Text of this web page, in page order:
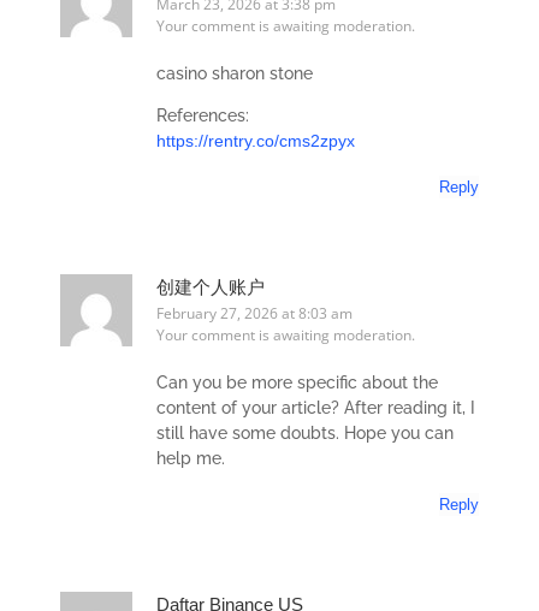
March 23, 2026 at 3:38 pm
Your comment is awaiting moderation.
casino sharon stone
References:
https://rentry.co/cms2zpyx
Reply
创建个人账户
February 27, 2026 at 8:03 am
Your comment is awaiting moderation.
Can you be more specific about the
content of your article? After reading it, I
still have some doubts. Hope you can
help me.
Reply
Daftar Binance US